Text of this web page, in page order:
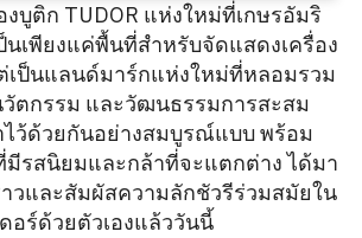
บูติก TUDOR แห่งใหม่ที่เกษรอัมริ
นเพียงแค่พื้นที่สำหรับจัดแสดงเครื่อง
เป็นแลนด์มาร์กแห่งใหม่ที่หลอมรวม
ตกรรม และวัฒนธรรมการสะสม
ไว้ด้วยกันอย่างสมบูรณ์แบบ พร้อม
มีรสนิยมและกล้าที่จะแตกต่าง ได้มา
วและสัมผัสความลักชัวรีร่วมสมัยใน
อร์ด้วยตัวเองแล้ววันนี้